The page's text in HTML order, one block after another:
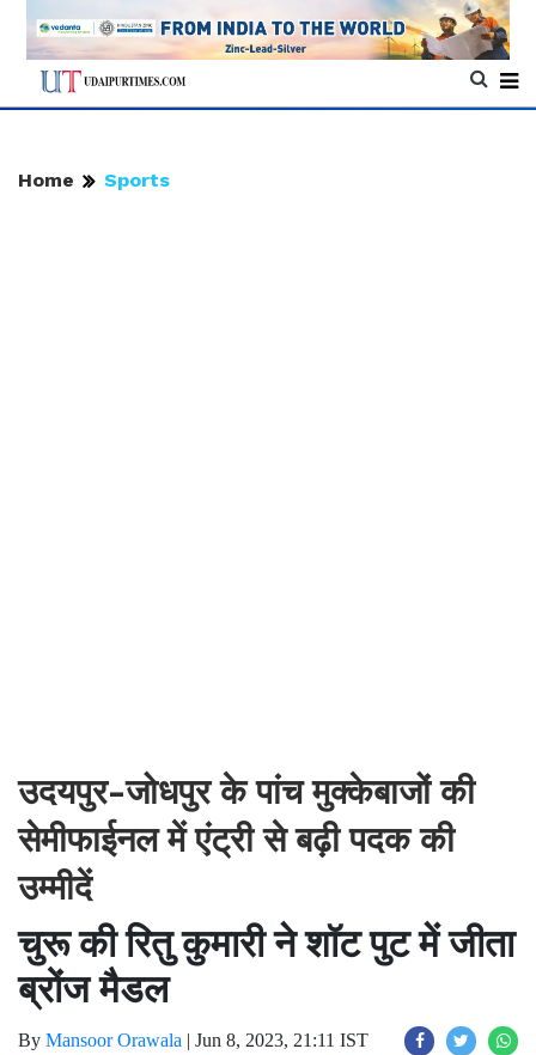
Home Sports
उदयपुर-जोधपुर के पांच मुक्केबाजों की
सेमीफाईनल में एंट्री से बढ़ी पदक की
उम्मीदें
चुरू की रितु कुमारी ने शॉट पुट में जीता
ब्रोंज मैडल
By Mansoor Orawala | Jun 8, 2023, 21:11 IST